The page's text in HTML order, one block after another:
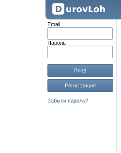
Email
Пароль
Вход
Регистрация
Забыли пароль?